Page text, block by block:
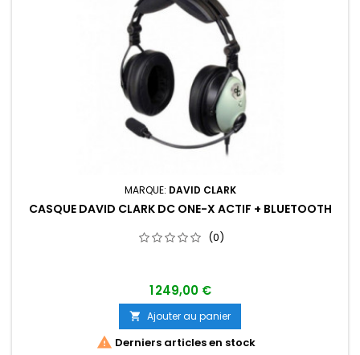
MARQUE: DAVID CLARK
CASQUE DAVID CLARK DC ONE-X ACTIF + BLUETOOTH
(0)
1 249,00 €
 Ajouter au panier
 Derniers articles en stock